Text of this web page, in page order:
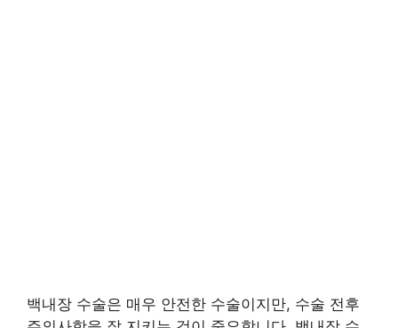
백내장 수술은 매우 안전한 수술이지만, 수술 전후